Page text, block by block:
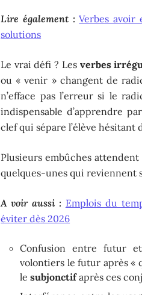
Lire également : Verbes avoir
solutions
Le vrai défi ? Les verbes
ou « venir » changent de
n’efface pas l’erreur si le
indispensable d’apprendre
clef qui sépare l’élève
Plusieurs embûches
quelques-unes qui reviennent
A voir aussi : Emplois du
éviter dès 2026
Confusion entre futur et
volontiers le futur après «
lesubjonctifaprès ces